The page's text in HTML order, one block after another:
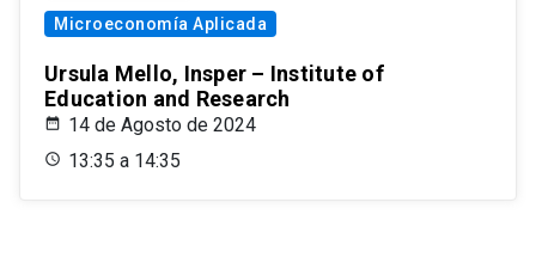
Microeconomía Aplicada
Ursula Mello, Insper – Institute of
Education and Research
14 de Agosto de 2024
13:35 a 14:35